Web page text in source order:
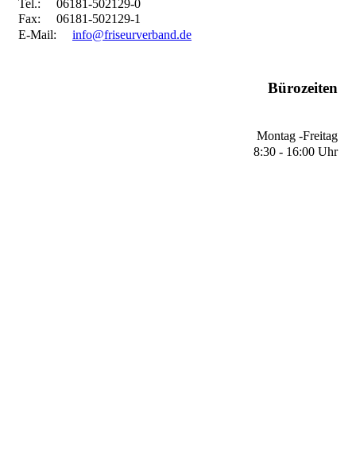
Tel.: 06181-502129-0
Fax: 06181-502129-1
E-Mail: info@friseurverband.de
Bürozeiten
Montag -Freitag
8:30 - 16:00 Uhr